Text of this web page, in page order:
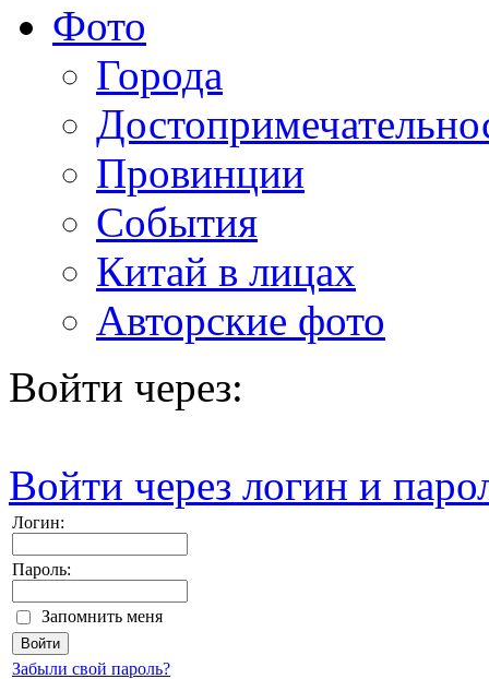
Фото
Города
Провинции
События
Китай в лицах
Авторские фото
Войти через:
Войти через логин и
Логин:
Пароль:
Запомнить меня
Забыли свой пароль?